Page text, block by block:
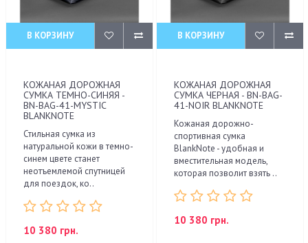
В КОРЗИНУ
КОЖАНАЯ ДОРОЖНАЯ
СУМКА ТЕМНО-СИНЯЯ -
BN-BAG-41-MYSTIC
BLANKNOTE
Стильная сумка из
натуральной кожи в темно-
синем цвете станет
неотъемлемой спутницей
для поездок, ко..
10 380 грн.
В КОРЗИНУ
КОЖАНАЯ ДОРОЖНАЯ
СУМКА ЧЕРНАЯ - BN-BAG-
41-NOIR BLANKNOTE
Кожаная дорожно-
спортивная сумка
BlankNote - удобная и
вместительная модель,
которая позволит взять ..
10 380 грн.